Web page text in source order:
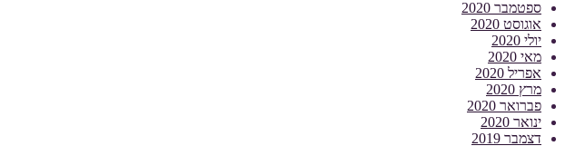
ספטמבר 2020
אוגוסט 2020
יולי 2020
מאי 2020
אפריל 2020
מרץ 2020
פברואר 2020
ינואר 2020
דצמבר 2019